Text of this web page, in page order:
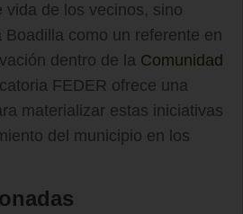
vida de los vecinos, sino
como un referente en
dentro de la Comunidad
FEDER ofrece una
materializar estas iniciativas
del municipio en los